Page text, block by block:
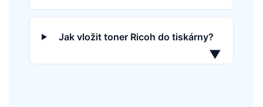
Jak vložit toner Ricoh do tiskárny?
▼